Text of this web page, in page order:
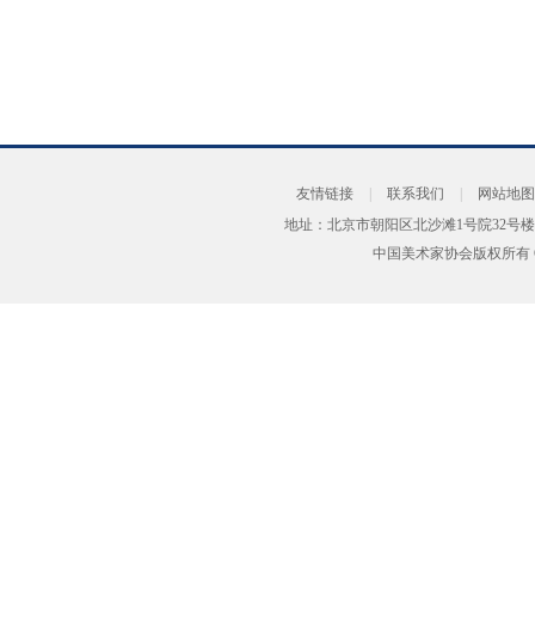
友情链接 联系我们
网站地图
地址：北京市朝阳区北沙滩1号院32号
中国美术家协会版权所有